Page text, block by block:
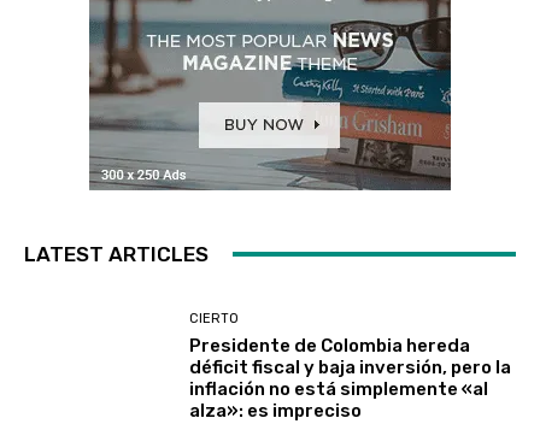
LATEST ARTICLES
CIERTO
Presidente de Colombia hereda
déficit fiscal y baja inversión, pero la
inflación no está simplemente «al
alza»: es impreciso